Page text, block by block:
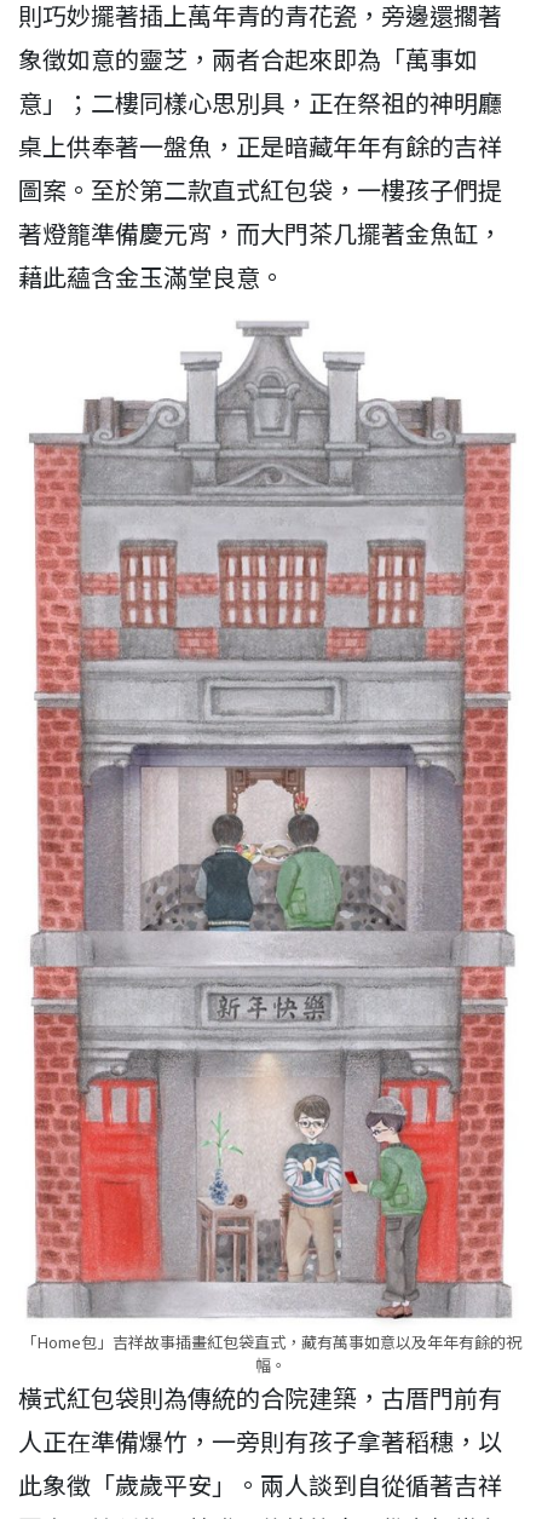
則巧妙擺著插上萬年青的青花瓷，旁邊還擱著
象徵如意的靈芝，兩者合起來即為「萬事如
意」；二樓同樣心思別具，正在祭祖的神明廳
桌上供奉著一盤魚，正是暗藏年年有餘的吉祥
圖案。至於第二款直式紅包袋，一樓孩子們提
著燈籠準備慶元宵，而大門茶几擺著金魚缸，
藉此蘊含金玉滿堂良意。
「Home包」吉祥故事插畫紅包袋直式，藏有萬事如意以及年年有餘的祝
幅。
橫式紅包袋則為傳統的合院建築，古厝門前有
人正在準備爆竹，一旁則有孩子拿著稻穗，以
此象徵「歲歲平安」。兩人談到自從循著吉祥